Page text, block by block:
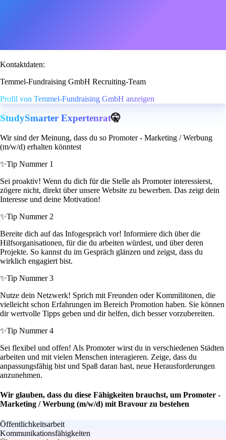
Kontaktdaten:
Temmel-Fundraising GmbH Recruiting-Team
Profil von Temmel-Fundraising GmbH anzeigen
StudySmarter Expertenrat🤫
Wir sind der Meinung, dass du so Promoter - Marketing / Werbung
(m/w/d) erhalten könntest
✨Tip Nummer 1
Sei proaktiv! Wenn du dich für die Stelle als Promoter interessierst,
zögere nicht, direkt über unsere Website zu bewerben. Das zeigt dein
Interesse und deine Motivation!
✨Tip Nummer 2
Bereite dich auf das Infogespräch vor! Informiere dich über die
Hilfsorganisationen, für die du arbeiten würdest, und über deren
Projekte. So kannst du im Gespräch glänzen und zeigst, dass du
wirklich engagiert bist.
✨Tip Nummer 3
Nutze dein Netzwerk! Sprich mit Freunden oder Kommilitonen, die
vielleicht schon Erfahrungen im Bereich Promotion haben. Sie können
dir wertvolle Tipps geben und dir helfen, dich besser vorzubereiten.
✨Tip Nummer 4
Sei flexibel und offen! Als Promoter wirst du in verschiedenen Städten
arbeiten und mit vielen Menschen interagieren. Zeige, dass du
anpassungsfähig bist und Spaß daran hast, neue Herausforderungen
anzunehmen.
Wir glauben, dass du diese Fähigkeiten brauchst, um Promoter -
Marketing / Werbung (m/w/d) mit Bravour zu bestehen
Öffentlichkeitsarbeit
Kommunikationsfähigkeiten